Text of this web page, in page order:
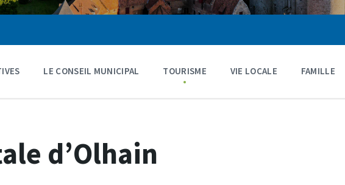
LE CONSEIL MUNICIPAL TOURISME VIE LOCALE FAMILLE
d’Olhain